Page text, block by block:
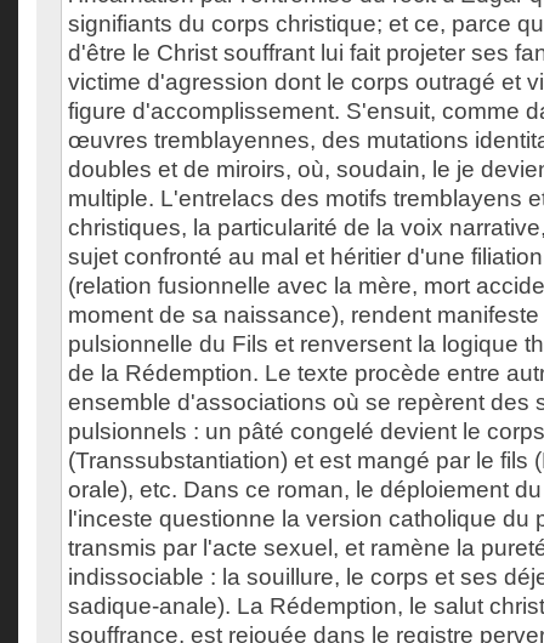
signifiants du corps christique; et ce, parce
d'être le Christ souffrant lui fait projeter ses
victime d'agression dont le corps outragé et
figure d'accomplissement. S'ensuit, comme
œuvres tremblayennes, des mutations
doubles et de miroirs, où, soudain, le je
multiple. L'entrelacs des motifs tremblayens
christiques, la particularité de la voix
sujet confronté au mal et héritier d'une
(relation fusionnelle avec la mère, mort
moment de sa naissance), rendent manifeste
pulsionnelle du Fils et renversent la logique
de la Rédemption. Le texte procède entre
ensemble d'associations où se repèrent des
pulsionnels : un pâté congelé devient le
(Transsubstantiation) et est mangé par le fils
orale), etc. Dans ce roman, le déploiement
l'inceste questionne la version catholique du
transmis par l'acte sexuel, et ramène la
indissociable : la souillure, le corps et ses
sadique-anale). La Rédemption, le salut
souffrance, est rejouée dans le registre